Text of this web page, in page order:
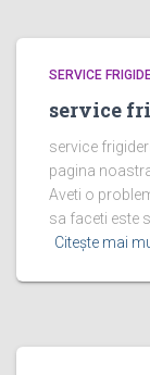
SERVICE
service
service
pagina
Aveti o
sa faceti este
Citește mai